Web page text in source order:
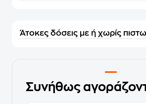
Άτοκες δόσεις με ή χωρίς
Συνήθως